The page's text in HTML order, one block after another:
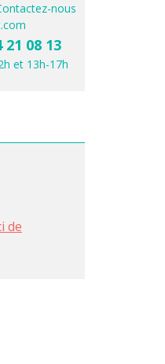
nous
21 08 13
et 13h-17h
de